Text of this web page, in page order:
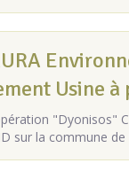
Usine
"Dyonisos"
sur la commune